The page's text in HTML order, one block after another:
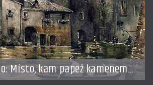
Místo, kam papež kamenem